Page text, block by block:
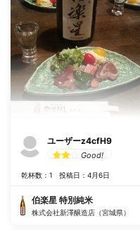
ユーザーz4cfH9
Good!
乾杯数：1 投稿日：4月6日
伯楽星 特別純米
株式会社新澤醸造店（宮城県）